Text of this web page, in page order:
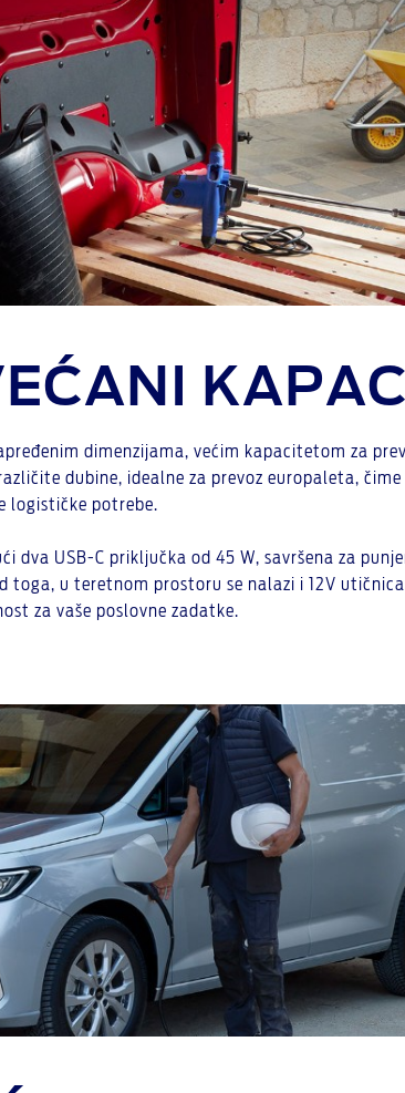
dimenzijama, većim kapacitetom za
dubine, idealne za prevoz europaleta, čime
logističke potrebe.
USB-C priključka od 45 W, savršena za
u teretnom prostoru se nalazi i 12V
za vaše poslovne zadatke.